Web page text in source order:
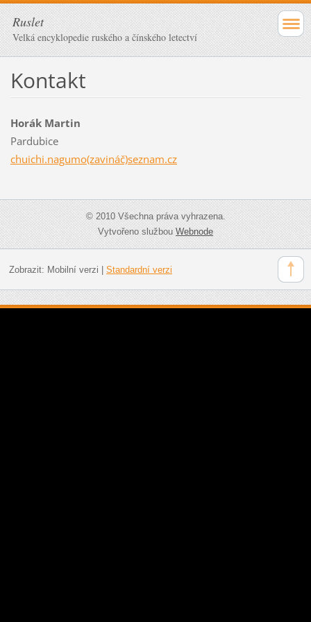
Ruslet
Velká encyklopedie ruského a čínského letectví
Kontakt
Horák Martin
Pardubice
chuichi.nagumo(zavináč)seznam.cz
© 2010 Všechna práva vyhrazena.
Vytvořeno službouWebnode
Zobrazit: Mobilní verzi Standardní verzi